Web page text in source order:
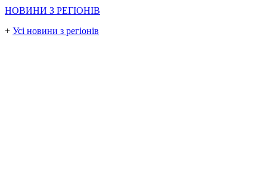
НОВИНИ З РЕГІОНІВ
+ Усі новини з регіонів